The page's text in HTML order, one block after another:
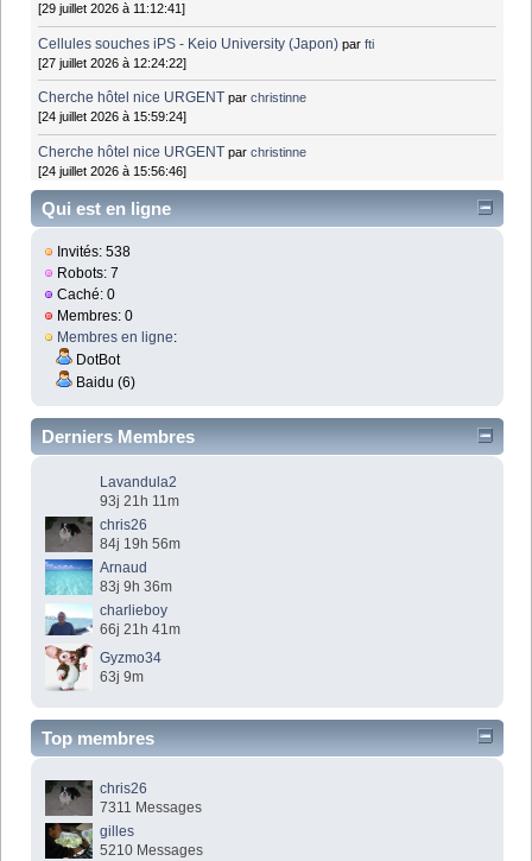
[29 juillet 2026 à 11:12:41]
Cellules souches iPS - Keio University (Japon) parfti
[27 juillet 2026 à 12:24:22]
Cherche hôtel nice URGENT parchristinne
[24 juillet 2026 à 15:59:24]
Cherche hôtel nice URGENT parchristinne
[24 juillet 2026 à 15:56:46]
Qui est en ligne
Invités: 538
Robots: 7
Caché: 0
Membres: 0
Membres en ligne:
DotBot
Baidu (6)
Derniers Membres
Lavandula2
93j 21h 11m
chris26
84j 19h 56m
Arnaud
83j 9h 36m
charlieboy
66j 21h 41m
Gyzmo34
63j 9m
Top membres
chris26
7311 Messages
gilles
5210 Messages